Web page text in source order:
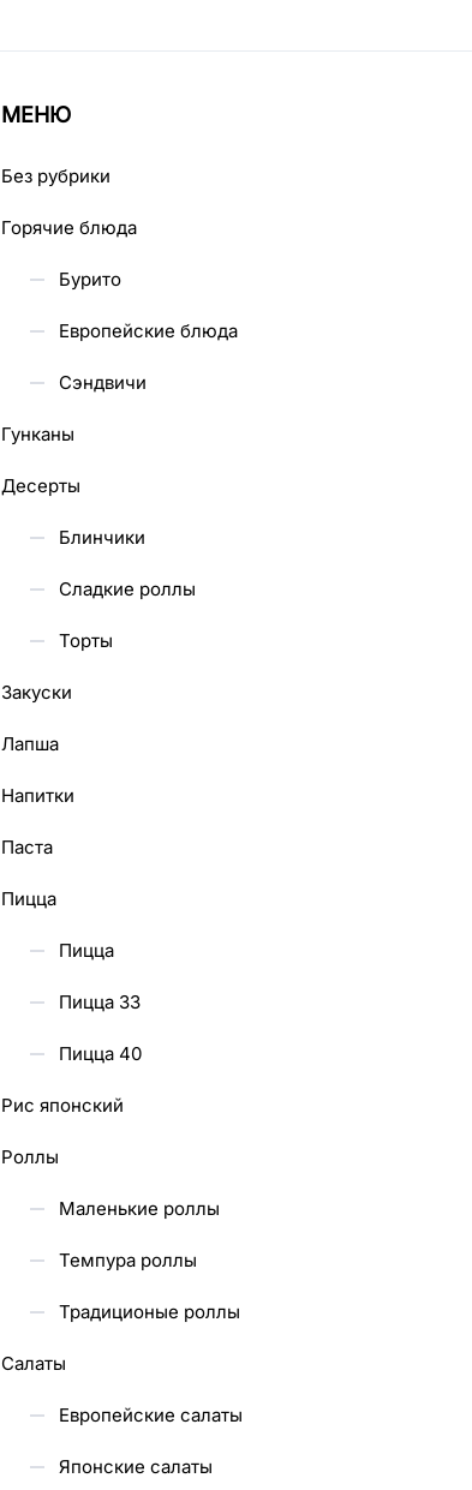
МЕНЮ
Без рубрики
Горячие блюда
Бурито
Европейские блюда
Сэндвичи
Гунканы
Десерты
Блинчики
Сладкие роллы
Торты
Закуски
Лапша
Напитки
Паста
Пицца
Пицца
Пицца 33
Пицца 40
Рис японский
Роллы
Маленькие роллы
Темпура роллы
Традиционые роллы
Салаты
Европейские салаты
Японские салаты